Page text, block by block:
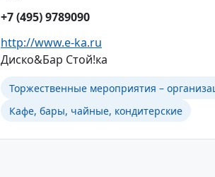
+7 (495) 9789090
http://www.e-ka.ru
Диско&Бар Стой!ка
Торжественные мероприятия –
Кафе, бары, чайные, кондитерские